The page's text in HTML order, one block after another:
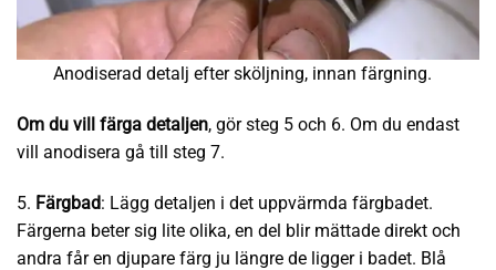
Anodiserad detalj efter sköljning, innan färgning.
Om du vill färga detaljen, gör steg 5 och 6. Om du endast
vill anodisera gå till steg 7.
5. Färgbad: Lägg detaljen i det uppvärmda färgbadet.
Färgerna beter sig lite olika, en del blir mättade direkt och
andra får en djupare färg ju längre de ligger i badet. Blå